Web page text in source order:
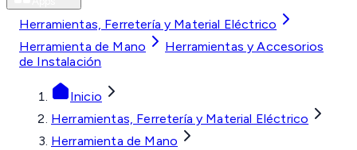
Herramientas, Ferretería y Material Eléctrico
Herramienta de Mano
Herramientas y Accesorios
de Instalación
Inicio
Herramientas, Ferretería y Material Eléctrico
Herramienta de Mano